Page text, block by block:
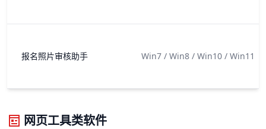
报名照片审核助手 Win7 / Win8 / Win10 / Win11
网页工具类软件